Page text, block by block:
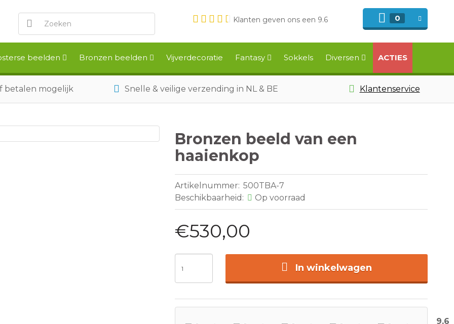
Klanten geven ons een 9.6 0
beelden Bronzen beelden Vijverdecoratie Fantasy Sokkels Diversen ACTIES
betalen mogelijk Snelle & veilige verzending in NL & BE Klantenservice
Bronzen beeld van een
haaienkop
Artikelnummer: 500TBA-7
Beschikbaarheid:
Op voorraad
€530,00
In winkelwagen
9,6